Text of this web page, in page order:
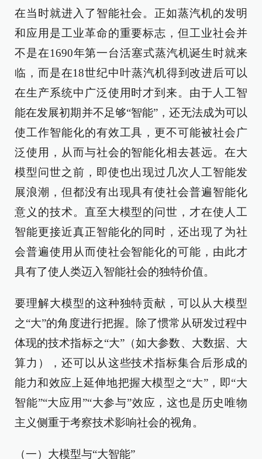
在当时就进入了智能社会。正如蒸汽机的发明
和应用是工业革命的重要标志，但工业社会并
不是在1690年第一台活塞式蒸汽机诞生时就来
临，而是在18世纪中叶蒸汽机得到改进后可以
在生产系统中广泛使用时才到来。由于人工智
能在发展初期并不足够“智能”，还无法成为可以
使工作智能化的有效工具，更不可能被社会广
泛使用，从而与社会的智能化相去甚远。在大
模型问世之前，即使也出现过几次人工智能发
展浪潮，但都没有出现具有使社会普遍智能化
意义的技术。直至大模型的问世，才在使人工
智能更接近真正智能化的同时，还出现了为社
会普遍使用从而使社会智能化的可能，由此才
具有了使人类迈入智能社会的独特价值。
要理解大模型的这种独特贡献，可以从大模型
之“大”的角度进行把握。除了惯常从研发过程中
体现的技术指标之“大”（如大参数、大数据、大
算力），还可以从这些技术指标集合后形成的
能力和效应上延伸地把握大模型之“大”，即“大
智能”“大应用”“大参与”效应，这也是历史唯物
主义侧重于考察技术影响社会的视角。
（一）大模型与“大智能”